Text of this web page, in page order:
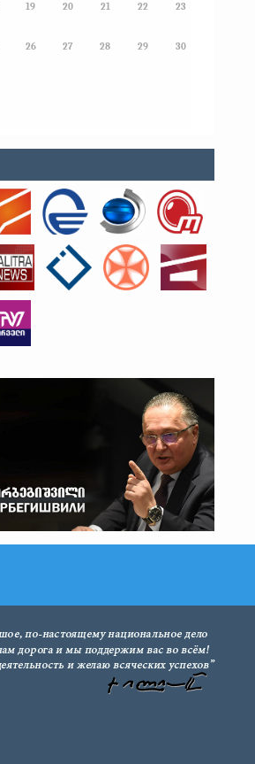
19 20 21 22 23
26 27 28 29 30